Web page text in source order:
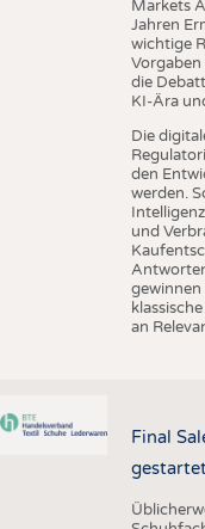
Markets
Jahren
wichtige
Vorgaben
die
KI-Ära
Die
den
werden.
und
gewinnen
an
Final